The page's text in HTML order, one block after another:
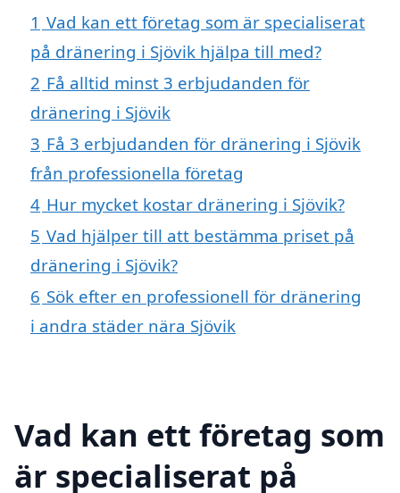
1 Vad kan ett företag som är specialiserat
på dränering i Sjövik hjälpa till med?
2 Få alltid minst 3 erbjudanden för
dränering i Sjövik
3 Få 3 erbjudanden för dränering i Sjövik
från professionella företag
4 Hur mycket kostar dränering i Sjövik?
5 Vad hjälper till att bestämma priset på
dränering i Sjövik?
6 Sök efter en professionell för dränering
i andra städer nära Sjövik
Vad kan ett företag som
är specialiserat på